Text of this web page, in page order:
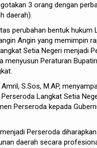
3 orang dengan
daerah).
perubahan bentuk hukum
Angin yang memimpin
Setia Negeri menjadi
menyusun Peraturan
S.Sos, M.AP,
Langkat Setia
Perseroda kepada
Perseroda
daerah secara